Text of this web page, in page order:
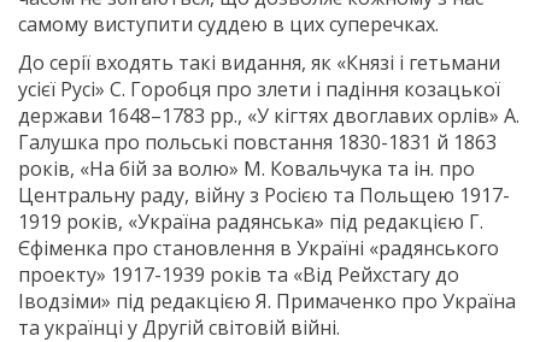
самому виступити суддею в цих суперечках.
До серії входять такі видання, як «Князі і гетьмани
усієї Русі» С. Горобця про злети і падіння козацької
держави 1648–1783 рр., «У кігтях двоглавих орлів» А.
Галушка про польські повстання 1830-1831 й 1863
років, «На бій за волю» М. Ковальчука та ін. про
Центральну раду, війну з Росією та Польщею 1917-
1919 років, «Україна радянська» під редакцією Г.
Єфіменка про становлення в Україні «радянського
проекту» 1917-1939 років та «Від Рейхстагу до
Іводзіми» під редакцією Я. Примаченко про Україна
та українці у Другій світовій війні.